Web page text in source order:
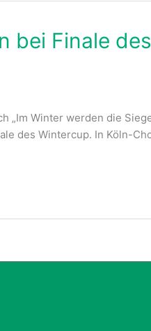
bei Finale
„Im Winter werden die
des Wintercup. In Köln-